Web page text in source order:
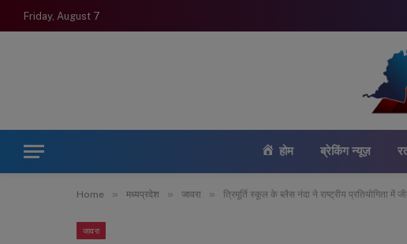
Friday, August 7
होम ब्रेकिंग न्यूज़
Home » मध्यप्रदेश » जावरा » त्रिमूर्ति स्कूल के ब्लैस नंदा ने राष्ट्रीय प्रतियोगिता में
जावरा